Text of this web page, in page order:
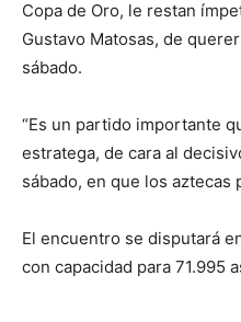
Copa de Oro, le restan
Gustavo Matosas, de
sábado.
“Es un partido importante
estratega, de cara al
sábado, en que los aztecas
El encuentro se disputará
con capacidad para 71.995